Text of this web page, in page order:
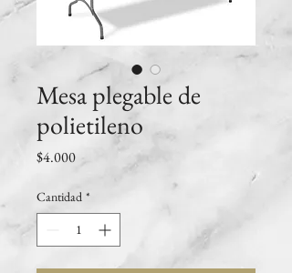
Mesa plegable de
polietileno
$4.000Precio
Cantidad *